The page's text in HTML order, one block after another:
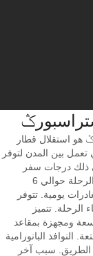
هو استقلال قطار
بين المدن لتوفر
ذلك درجات سفر
متنوعة للاختيار من بينها وأوقات سفر سريعة (تستغرق الرحلة حوالي 6
مواعيد شامل يتضمن ما يصل إلى 9 مغادرات يومية. تتوفر
تتميز
ومجهزة بمقاعد
البانورامية
الطريق. سبب آخر